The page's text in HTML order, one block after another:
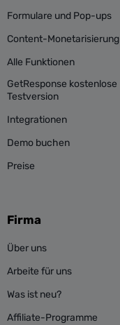
Formulare und Pop-ups
Content-Monetarisierung
Alle Funktionen
GetResponse kostenlose
Testversion
Integrationen
Demo buchen
Preise
Firma
Über uns
Arbeite für uns
Was ist neu?
Affiliate-Programme